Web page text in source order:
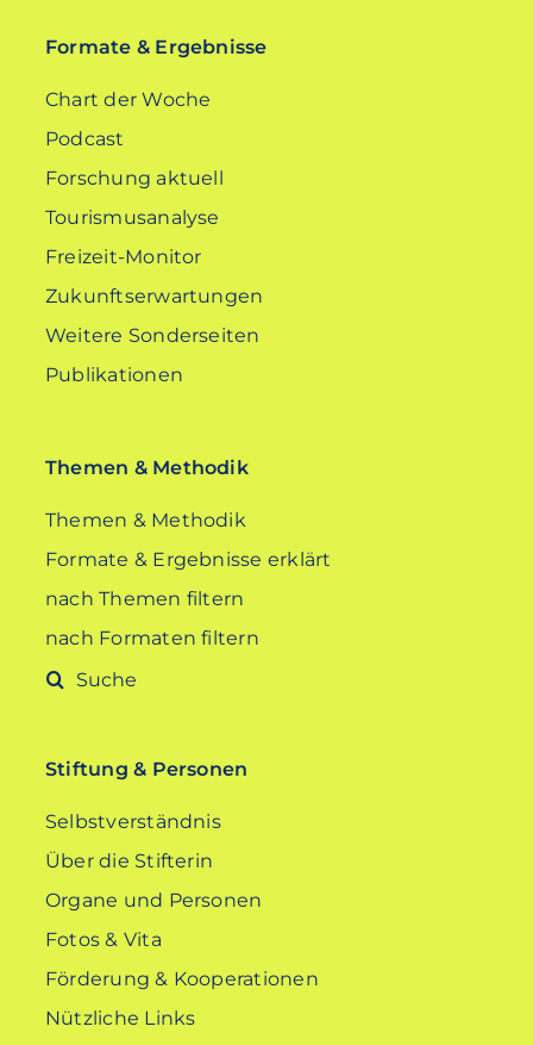
Formate & Ergebnisse
Chart der Woche
Podcast
Forschung aktuell
Tourismusanalyse
Freizeit-Monitor
Zukunftserwartungen
Weitere Sonderseiten
Publikationen
Themen & Methodik
Themen & Methodik
Formate & Ergebnisse erklärt
nach Themen filtern
nach Formaten filtern
Suche
Stiftung & Personen
Selbstverständnis
Über die Stifterin
Organe und Personen
Fotos & Vita
Förderung & Kooperationen
Nützliche Links